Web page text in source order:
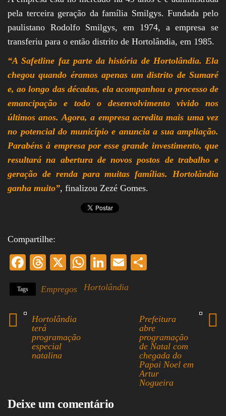
pela terceira geração da família Smilgys. Fundada pelo
paulistano Rodolfo Smilgys, em 1974, a empresa se
transferiu para o então distrito de Hortolândia, em 1985.
“A Safetline faz parte da história de Hortolândia. Ela
chegou quando éramos apenas um distrito de Sumaré
e, ao longo das décadas, ela acompanhou o processo de
emancipação e todo o desenvolvimento vivido nos
últimos anos. Agora, a empresa acredita mais uma vez
no potencial do município e anuncia a sua ampliação.
Parabéns à empresa por esse grande investimento, que
resultará na abertura de novos postos de trabalho e
geração de renda para muitas famílias. Hortolândia
ganha muito”, finalizou Zezé Gomes.
Compartilhe:
Fa
ce
bo
ok
T
ea
ds
X
W
ts
Li
ed
E
ail
Tags Empregos Hortolândia
Hortolândia
terá
programação
especial
natalina
Prefeitura
abre
programação
de Natal com
chegada do
Papai Noel em
Artur
Nogueira
Deixe um comentário